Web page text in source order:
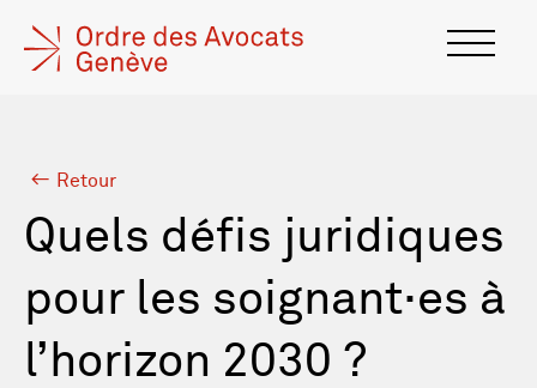
Retour
Quels défis juridiques
pour les soignant·es à
l’horizon 2030 ?